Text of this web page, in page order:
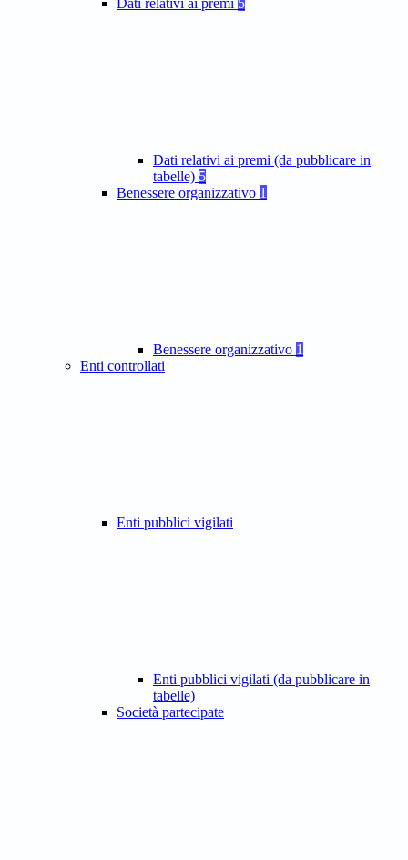
Dati relativi ai premi 5
Dati relativi ai premi (da pubblicare in
tabelle) 5
Benessere organizzativo 1
Benessere organizzativo 1
Enti controllati
Enti pubblici vigilati
Enti pubblici vigilati (da pubblicare in
tabelle)
Società partecipate